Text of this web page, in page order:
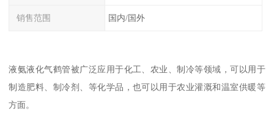
销售范围 国内/国外
液氨液化气鹤管被广泛应用于化工、农业、制冷等领域，可以用于
制造肥料、制冷剂、等化学品，也可以用于农业灌溉和温室供暖等
方面。